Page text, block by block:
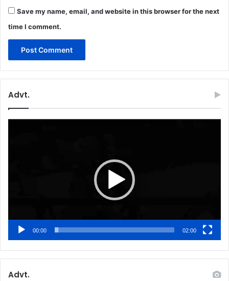
Save my name, email, and website in this browser for the next
time I comment.
Advt.
00:00 02:00
Advt.